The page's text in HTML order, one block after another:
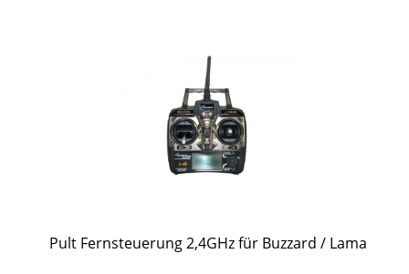
Pult Fernsteuerung 2,4GHz für Buzzard / Lama